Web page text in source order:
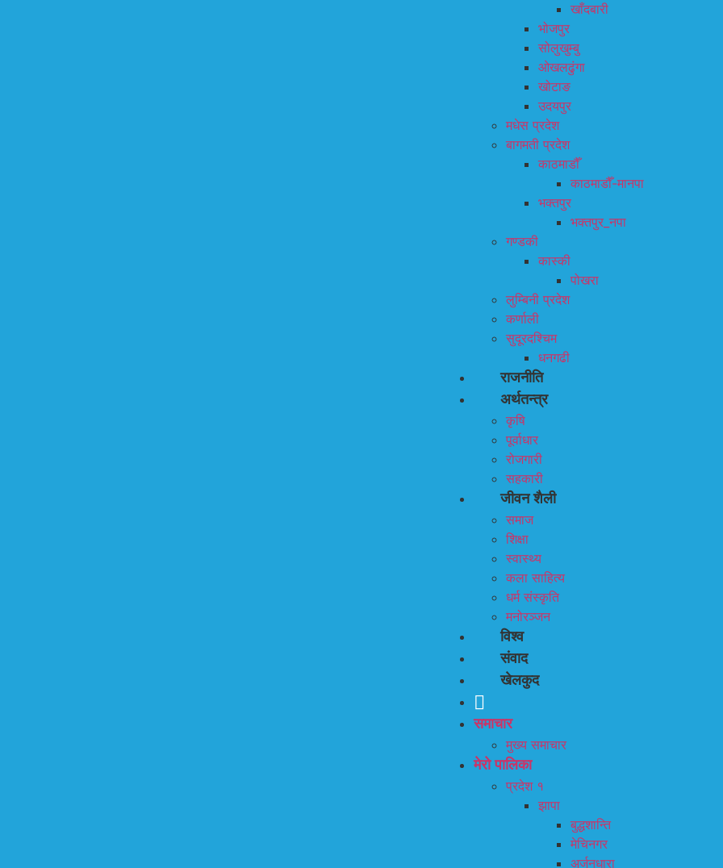
खाँदबारी
भोजपुर
सोलुखुम्बु
ओखलढुंगा
खोटाङ
उदयपुर
मधेस प्रदेश
बागमती प्रदेश
काठमाडौँ
काठमाडौँ-मानपा
भक्तपुर
भक्तपुर_नपा
गण्डकी
कास्की
पोखरा
लुम्बिनी प्रदेश
कर्णाली
सुदूरदश्चिम
धनगढी
राजनीति
अर्थतन्त्र
कृषि
पूर्वाधार
रोजगारी
सहकारी
जीवन शैली
समाज
शिक्षा
स्वास्थ्य
कला साहित्य
धर्म संस्कृति
मनोरञ्जन
विश्व
संवाद
खेलकुद
समाचार
मुख्य समाचार
मेरो पालिका
प्रदेश १
झापा
बुद्धशान्ति
मेचिनगर
अर्जुनधारा